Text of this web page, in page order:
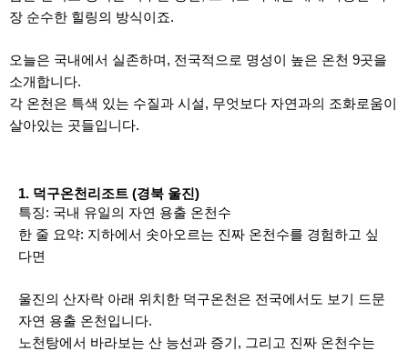
장 순수한 힐링의 방식이죠.
오늘은 국내에서 실존하며, 전국적으로 명성이 높은 온천 9곳을
소개합니다.
각 온천은 특색 있는 수질과 시설, 무엇보다 자연과의 조화로움이
살아있는 곳들입니다.
1. 덕구온천리조트 (경북 울진)
특징: 국내 유일의 자연 용출 온천수
한 줄 요약: 지하에서 솟아오르는 진짜 온천수를 경험하고 싶
다면
울진의 산자락 아래 위치한 덕구온천은 전국에서도 보기 드문
자연 용출 온천입니다.
노천탕에서 바라보는 산 능선과 증기, 그리고 진짜 온천수는